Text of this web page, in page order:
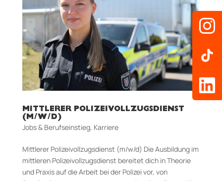
MITTLERER POLIZEIVOLLZUGSDIENST
(M/W/D)
Jobs & Berufseinstieg, Karriere
Mittlerer Polizeivollzugsdienst (m/w/d) Die Ausbildung im
mittleren Polizeivollzugsdienst bereitet dich in Theorie
und Praxis auf die Arbeit bei der Polizei vor, von